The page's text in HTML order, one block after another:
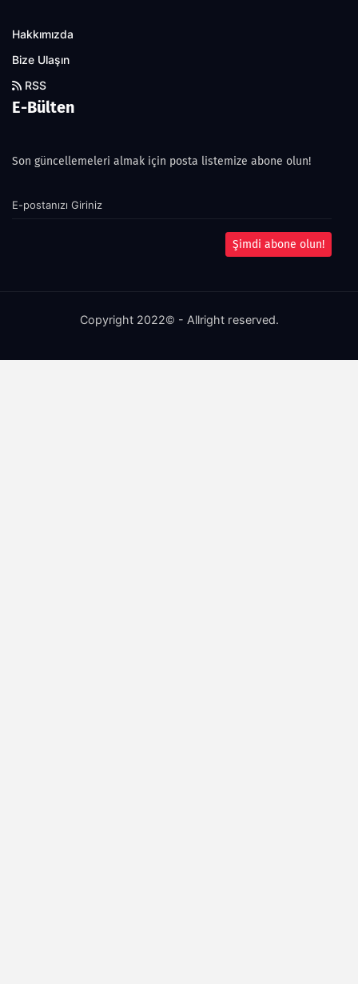
Hakkımızda
Bize Ulaşın
RSS
E-Bülten
Son güncellemeleri almak için posta listemize abone olun!
Şimdi abone olun!
Copyright 2022© - Allright reserved.